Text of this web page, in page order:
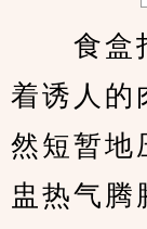
食盒打
着诱人的
然短暂地
盅热气腾